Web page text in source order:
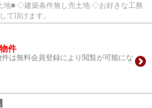
■ ◇建築条件無し売土地 ◇お好きな工務
て頂けます。
件
件は無料会員登録により閲覧が可能にな